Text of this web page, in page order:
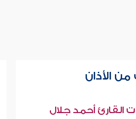
الأذان
القارئ أحمد جلال